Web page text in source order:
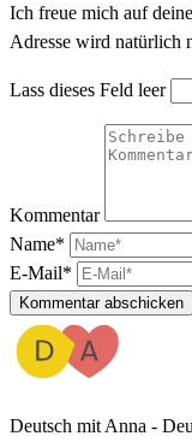
Ich freue mich auf
Adresse wird natürlich
Lass dieses Feld leer
Kommentar
Name*
E-Mail*
Kommentar abschicken
Deutsch mit Anna -